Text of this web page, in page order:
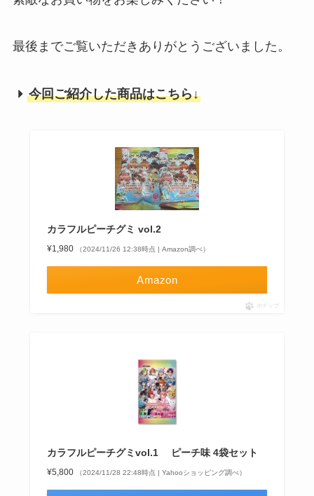
最後までご覧いただきありがとうございました。
今回ご紹介した商品はこちら↓
カラフルピーチグミ vol.2
¥1,980 （2024/11/26 12:38時点 | Amazon調べ）
Amazon
ポチップ
カラフルピーチグミvol.1 ピーチ味 4袋セット
¥5,800 （2024/11/28 22:48時点 | Yahooショッピング調べ）